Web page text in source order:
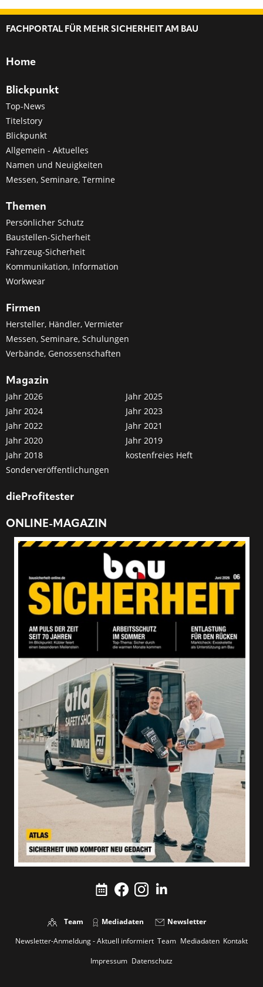
FACHPORTAL FÜR MEHR SICHERHEIT AM BAU
Home
Blickpunkt
Top-News
Titelstory
Blickpunkt
Allgemein - Aktuelles
Namen und Neuigkeiten
Messen, Seminare, Termine
Themen
Persönlicher Schutz
Baustellen-Sicherheit
Fahrzeug-Sicherheit
Kommunikation, Information
Workwear
Firmen
Hersteller, Händler, Vermieter
Messen, Seminare, Schulungen
Verbände, Genossenschaften
Magazin
Jahr 2026
Jahr 2025
Jahr 2024
Jahr 2023
Jahr 2022
Jahr 2021
Jahr 2020
Jahr 2019
Jahr 2018
kostenfreies Heft
Sonderveröffentlichungen
dieProfitester
ONLINE-MAGAZIN
Team Mediadaten
Newsletter
Newsletter-Anmeldung - Aktuell informiert Team Mediadaten Kontakt
Impressum Datenschutz